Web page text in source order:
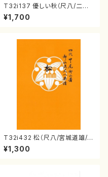
T32i137 優しい秋（尺八/二代
山本邦山/尺八/都山式譜）都山
流公刊楽譜曲番:586
¥1,700
T32i432 松（尺八/宮城道雄/
楽譜）都山流公刊楽譜曲番:213
8
¥1,300